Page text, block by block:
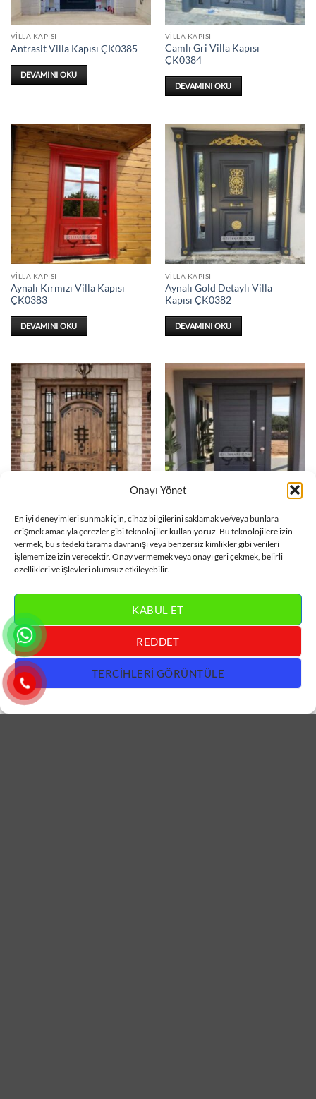
Onayı Yönet
En iyi deneyimleri sunmak için, cihaz bilgilerini saklamak ve/veya bunlara
erişmek amacıyla çerezler gibi teknolojiler kullanıyoruz. Bu teknolojilere izin
vermek, bu sitedeki tarama davranışı veya benzersiz kimlikler gibi verileri
işlememize izin verecektir. Onay vermemek veya onayı geri çekmek, belirli
özellikleri ve işlevleri olumsuz etkileyebilir.
KABUL ET
REDDET
TERCIHLERI GÖRÜNTÜLE
VILLA KAPISI
Antrasit Villa Kapısı ÇK0385
DEVAMINI OKU
VILLA KAPISI
Camlı Gri Villa Kapısı
ÇK0384
DEVAMINI OKU
VILLA KAPISI
Aynalı Kırmızı Villa Kapısı
ÇK0383
DEVAMINI OKU
VILLA KAPISI
Aynalı Gold Detaylı Villa
Kapısı ÇK0382
DEVAMINI OKU
VILLA KAPISI
Ferforje Detaylı Ahşap Villa
Kapısı ÇK0381
DEVAMINI OKU
VILLA KAPISI
Aynalı Gri Villa Kapısı
ÇK0380